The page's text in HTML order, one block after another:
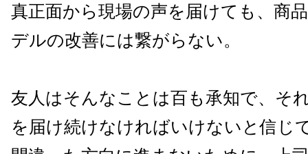
真正面から現場の声を届けても、商
デルの改善には繋がらない。
友人はそんなことは百も承知で、そ
を届け続けなければいけないと信じ